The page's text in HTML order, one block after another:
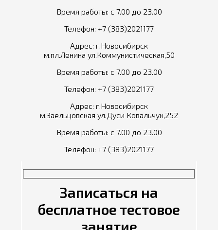
Время работы: с 7.00 до 23.00
Телефон: +7 (383)2021177
Адрес: г.Новосибирск
м.пл.Ленина ул.Коммунистическая,50
Время работы: с 7.00 до 23.00
Телефон: +7 (383)2021177
Адрес: г.Новосибирск
м.Заельцовская ул.Дуси Ковальчук,252
Время работы: с 7.00 до 23.00
Телефон: +7 (383)2021177
Записаться на
бесплатное тестовое
занятие